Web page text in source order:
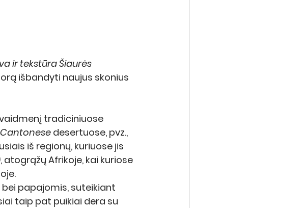
ir tekstūra Šiaurės
išbandyti naujus skonius
tradiciniuose
desertuose, pvz.,
iš regionų, kuriuose jis
atogrąžų Afrikoje, kai kuriose
papajomis, suteikiant
taip pat puikiai dera su